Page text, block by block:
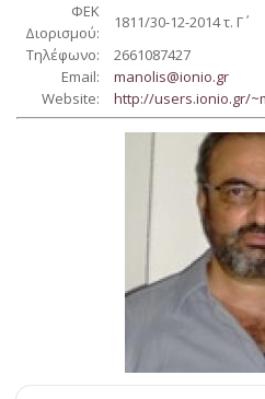
ΦΕΚ
Διορισμού:
1811/30-12-2014 τ. Γ΄
Τηλέφωνο:
2661087427
Email:
manolis@ionio.gr
Website:
http://users.ionio.gr/